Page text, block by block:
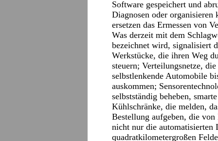
Software gespeichert und
Diagnosen oder
ersetzen das Ermessen von
Was derzeit mit dem
bezeichnet wird, signalisiert
Werkstücke, die ihren Weg
steuern; Verteilungsnetze,
selbstlenkende Automobile
auskommen;
selbstständig beheben,
Kühlschränke, die melden,
Bestellung aufgeben, die
nicht nur die automatisierten
quadratkilometergroßen